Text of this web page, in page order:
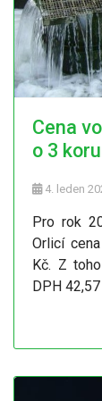
Cena
o 3
4. leden
Pro rok
Orlicí
Kč. Z
DPH